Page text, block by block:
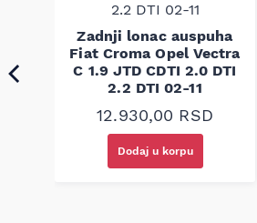
Zadnji lonac auspuha
Fiat Croma Opel Vectra
C 1.9 JTD CDTI 2.0 DTI
2.2 DTI 02-11
12.930,00 RSD
Dodaj u korpu